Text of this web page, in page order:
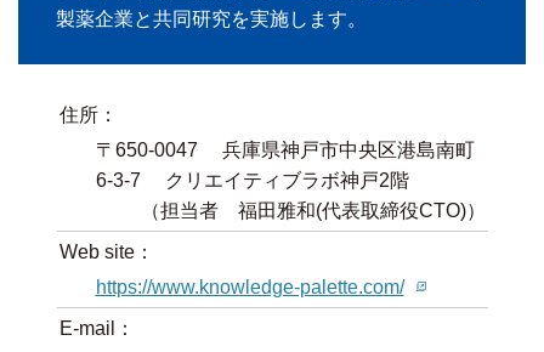
製薬企業と共同研究を実施します。
住所：
〒650-0047 兵庫県神戸市中央区港島南町
6-3-7 クリエイティブラボ神戸2階
（担当者 福田雅和(代表取締役CTO)）
Web site：
https://www.knowledge-palette.com/
E-mail：